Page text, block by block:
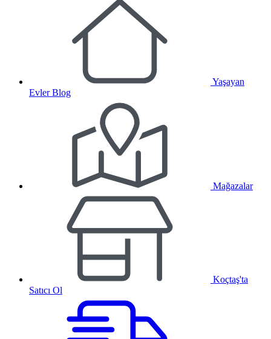
Yaşayan
Evler Blog
Mağazalar
Koçtaş'ta
Satıcı Ol